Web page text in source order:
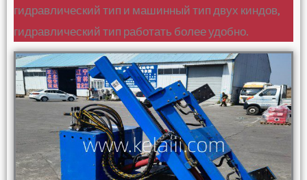
гидравлический тип и машинный тип двух киндов,
гидравлический тип работать более удобно.